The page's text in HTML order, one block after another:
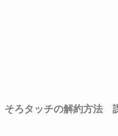
そろタッチの解約方法